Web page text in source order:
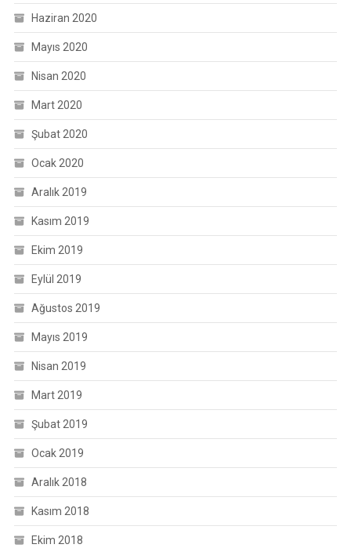
Haziran 2020
Mayıs 2020
Nisan 2020
Mart 2020
Şubat 2020
Ocak 2020
Aralık 2019
Kasım 2019
Ekim 2019
Eylül 2019
Ağustos 2019
Mayıs 2019
Nisan 2019
Mart 2019
Şubat 2019
Ocak 2019
Aralık 2018
Kasım 2018
Ekim 2018